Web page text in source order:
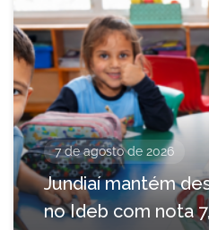
7 de agosto de 2026
Jundiaí mantém
no Ideb com nota